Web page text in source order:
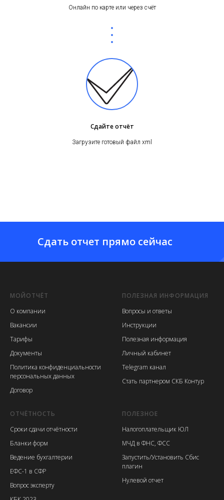
Онлайн по карте или через счёт
Сдайте отчёт
Загрузите готовый файл xml
Сдать отчет прямо сейчас
МОЙОТЧЁТ
О компании
Вакансии
Тарифы
Документы
Политика конфиденциальности
персональных данных
Договор
ПОЛЕЗНАЯ ИНФОРМАЦИЯ
Вопросы и ответы
Инструкции
Полезная информация
Личный кабинет
Telegram канал
Стать партнером СКБ Контур
ОТЧЁТНОСТЬ
Сроки сдачи отчётности
Бланки форм
Ведение бухгалтерии
ЕФС-1 в СФР
Вопрос эксперту
ПОЛЕЗНОЕ
Налогоплательщик ЮЛ
МЧД в ФНС, ФСС
Запустить/Установить Сбис
плагин
Нулевой отчет